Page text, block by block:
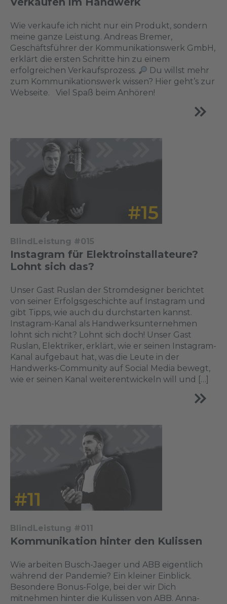
Wie verkaufe ich nicht nur ein Produkt, sondern
meine ganze Leistung. Andreas Bremer,
Geschäftsführer der Kommunikationswerk GmbH,
erklärt die ersten Schritte hin zu einem
erfolgreichen Verkaufsprozess.
Du willst mehr
zum Kommunikationswerk wissen? Hier geht’s zur
Webseite. Viel Spaß beim Anhören!
BlindLeistung #015
Instagram für Elektroinstallateure?
Lohnt sich das?
Unser Gast Ruslan der Stromdesigner berichtet
von seiner Erfolgsgeschichte auf Instagram und
gibt Tipps, wie auch du durchstarten kannst.
Instagram-Kanal als Handwerksunternehmen
lohnt sich nicht? Lohnt sich doch! Unser Gast
Ruslan, Elektriker, erklärt, wie er seinen Instagram-
Kanal aufgebaut hat, was die Leute in der
Handwerks-Community auf Social Media bewegt,
wie er seinen Kanal weiterentwickeln will und […]
BlindLeistung #011
Kommunikation hinter den Kulissen
Wie arbeiten Busch-Jaeger und ABB eigentlich
während der Pandemie? Ein kleiner Einblick.
Besondere Bonus-Folge, bei der wir Dich
mitnehmen hinter die Kulissen von ABB. Anna-